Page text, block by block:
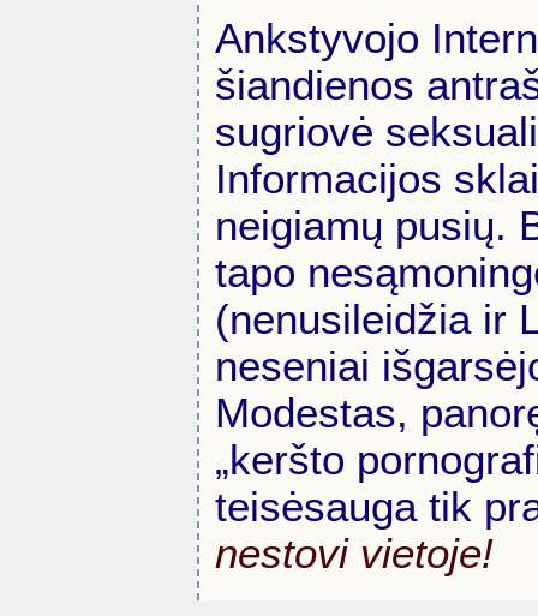
Ankstyvojo
šiandienos
sugriovė
Informacijos
neigiamų pusių.
tapo
(nenusileidžia ir
neseniai
Modestas,
„keršto
teisėsauga tik
nestovi vietoje!